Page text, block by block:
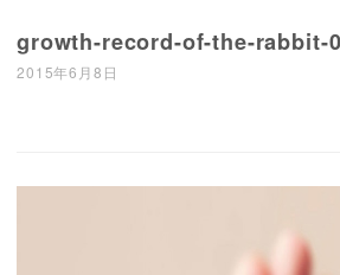
growth-record-of-the-rabbit-
2015年6月8日